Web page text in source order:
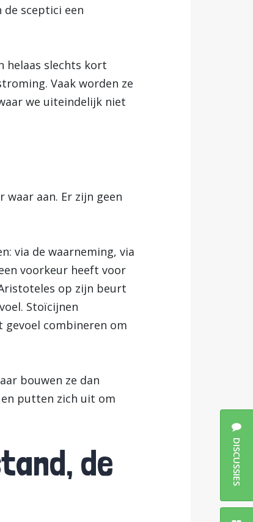
sceptici een
helaas slechts kort
Vaak worden ze
we uiteindelijk niet
waar aan. Er zijn geen
via de waarneming, via
voorkeur heeft voor
op zijn beurt
Stoïcijnen
combineren om
bouwen ze dan
putten zich uit om
de
DISCUSSIES